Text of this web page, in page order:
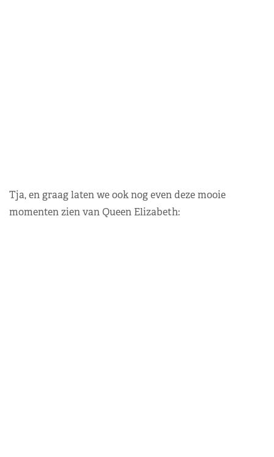
Tja, en graag laten we ook nog even deze mooie
momenten zien van Queen Elizabeth: